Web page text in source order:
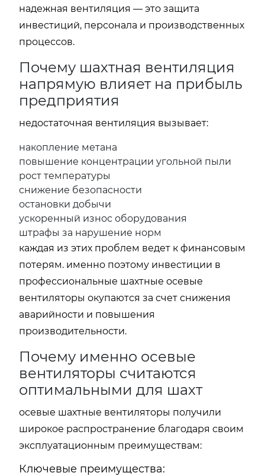
надежная вентиляция — это защита
инвестиций, персонала и производственных
процессов.
Почему шахтная вентиляция
напрямую влияет на прибыль
предприятия
недостаточная вентиляция вызывает:
накопление метана
повышение концентрации угольной пыли
рост температуры
снижение безопасности
остановки добычи
ускоренный износ оборудования
штрафы за нарушение норм
каждая из этих проблем ведет к финансовым
потерям. именно поэтому инвестиции в
профессиональные шахтные осевые
вентиляторы окупаются за счет снижения
аварийности и повышения
производительности.
Почему именно осевые
вентиляторы считаются
оптимальными для шахт
осевые шахтные вентиляторы получили
широкое распространение благодаря своим
эксплуатационным преимуществам:
Ключевые преимущества: